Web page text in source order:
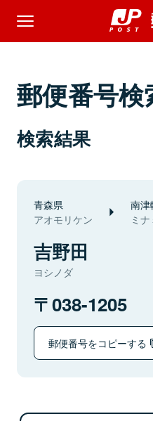
郵便番号検
検索結果
青森県
アオモリケン
南津
ミ
吉野田
ヨシノダ
038-1205
郵便番号をコピーする